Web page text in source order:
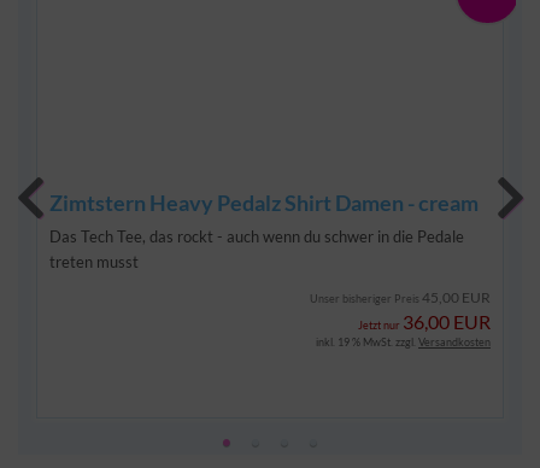
Zimtstern Heavy Pedalz Shirt Damen - cream
Das Tech Tee, das rockt - auch wenn du schwer in die Pedale
treten musst
Unser bisheriger Preis 45,00 EUR
Jetzt nur 36,00 EUR
inkl. 19 % MwSt. zzgl. Versandkosten